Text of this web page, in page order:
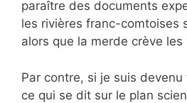
paraître des documents
les rivières franc-comtoises
alors que la merde crève les
Par contre, si je suis
ce qui se dit sur le plan